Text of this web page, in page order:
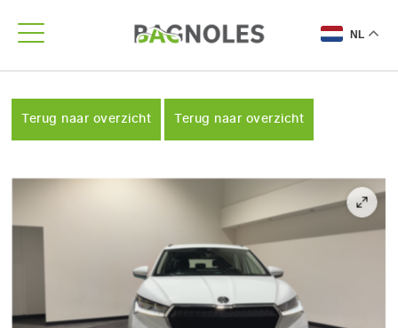
NL
Terug naar overzicht Terug naar overzicht